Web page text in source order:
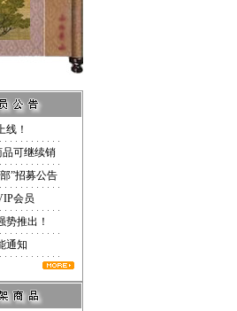
线！
可继续销
”招募公告
会员
势推出！
通知